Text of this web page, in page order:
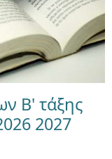
Β' τάξης
2027